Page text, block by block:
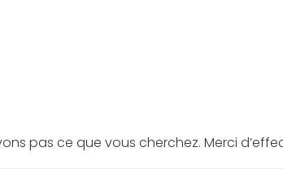
pas ce que vous cherchez. Merci